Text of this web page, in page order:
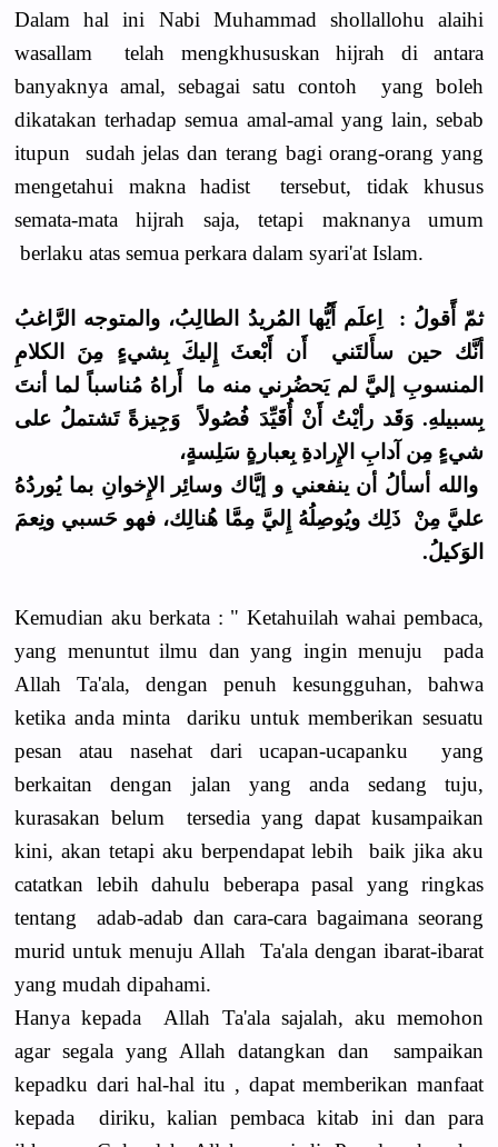
Dalam hal ini Nabi Muhammad shollallohu alaihi
wasallam telah mengkhususkan hijrah di antara
banyaknya amal, sebagai satu contoh yang boleh
dikatakan terhadap semua amal-amal yang lain, sebab
itupun sudah jelas dan terang bagi orang-orang yang
mengetahui makna hadist tersebut, tidak khusus
semata-mata hijrah saja, tetapi maknanya umum
berlaku atas semua perkara dalam syari'at Islam.
ثمّ أًقولُ : اِعلَم أَيُّها المُريدُ الطالِبُ، والمتوجه الرَّاغبُ
أنَّك حين سأَلتَني أَن أَبْعثَ إِليكَ بِشيءٍ مِنَ الكلامِ
المنسوبِ إليَّ لم يَحضُرني منه ما أَراهُ مُناسباً لما أنتَ
بِسبيلهِ. وَقَد رأيْتُ أَنْ أُقَيِّدَ فُصُولاً وَجِيزةً تَشتملُ على
شيءٍ مِن آدابِ الإِرادةِ بِعبارةٍ سَلِسةٍ،
والله أسألُ أن ينفعني و إيَّاك وسائِر الإِخوانِ بما يُوردُهُ
عليَّ مِنْ ذَلِك ويُوصِلُهُ إِليَّ مِمَّا هُنالِك، فهو حَسبي ونِعمَ
الوَكيلُ.
Kemudian aku berkata : " Ketahuilah wahai pembaca,
yang menuntut ilmu dan yang ingin menuju pada
Allah Ta'ala, dengan penuh kesungguhan, bahwa
ketika anda minta dariku untuk memberikan sesuatu
pesan atau nasehat dari ucapan-ucapanku yang
berkaitan dengan jalan yang anda sedang tuju,
kurasakan belum tersedia yang dapat kusampaikan
kini, akan tetapi aku berpendapat lebih baik jika aku
catatkan lebih dahulu beberapa pasal yang ringkas
tentang adab-adab dan cara-cara bagaimana seorang
murid untuk menuju Allah Ta'ala dengan ibarat-ibarat
yang mudah dipahami.
Hanya kepada Allah Ta'ala sajalah, aku memohon
agar segala yang Allah datangkan dan sampaikan
kepadku dari hal-hal itu , dapat memberikan manfaat
kepada diriku, kalian pembaca kitab ini dan para